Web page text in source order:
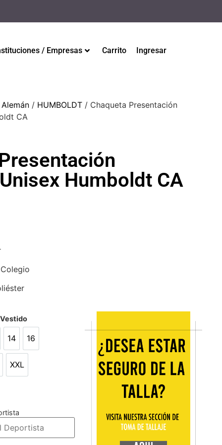
/ Empresas Carrito Ingresar
/ HUMBOLDT / Chaqueta Presentación
CA
Humboldt CA
14 16
XXL